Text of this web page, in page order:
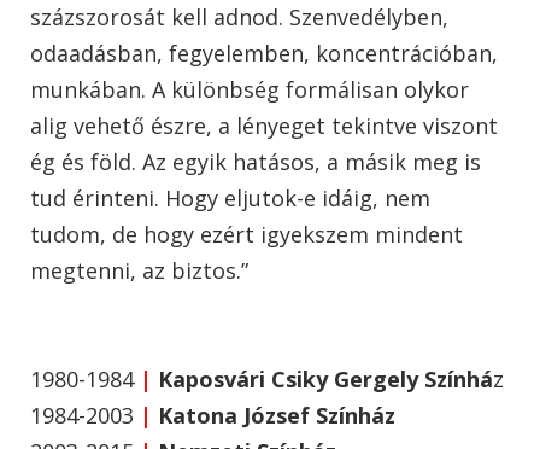
százszorosát kell adnod. Szenvedélyben,
odaadásban, fegyelemben, koncentrációban,
munkában. A különbség formálisan olykor
alig vehető észre, a lényeget tekintve viszont
ég és föld. Az egyik hatásos, a másik meg is
tud érinteni. Hogy eljutok-e idáig, nem
tudom, de hogy ezért igyekszem mindent
megtenni, az biztos.”
1980-1984 | Kaposvári Csiky Gergely Színház
1984-2003 | Katona József Színház